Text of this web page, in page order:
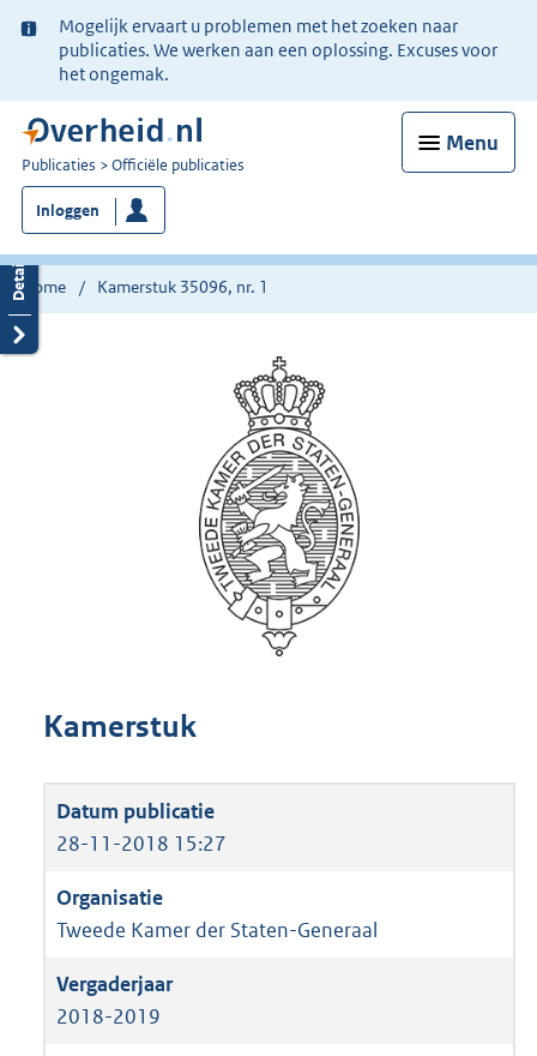
Ter
informatie:
Mogelijk ervaart u problemen met het zoeken naar
publicaties. We werken aan een oplossing. Excuses voor
het ongemak.
Menu
U
bent
nu
hier:
Publicaties Officiële publicaties
Inloggen
Home Kamerstuk 35096, nr. 1
Kamerstuk
28-11-2018 15:27
Tweede Kamer der Staten-Generaal
2018-2019